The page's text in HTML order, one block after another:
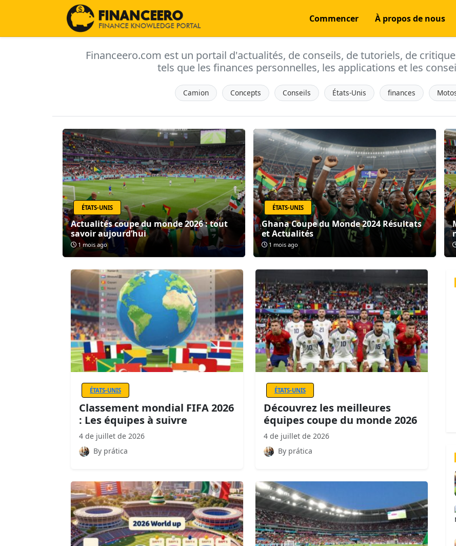
Commencer À propos de nous
Financeero.com est un portail d'actualités, de conseils, de tutoriels, de
tels que les finances personnelles, les applications et les
Camion Concepts Conseils États-Unis finances
ÉTATS-UNIS
Actualités coupe du monde 2026 : tout
savoir aujourd’hui
1 mois ago
ÉTATS-UNIS
Ghana Coupe du Monde 2024 Résultats
et Actualités
1 mois ago
ÉTATS-UNIS
Classement mondial FIFA 2026
: Les équipes à suivre
4 de juillet de 2026
By prática
ÉTATS-UNIS
Découvrez les meilleures
équipes coupe du monde 2026
4 de juillet de 2026
By prática